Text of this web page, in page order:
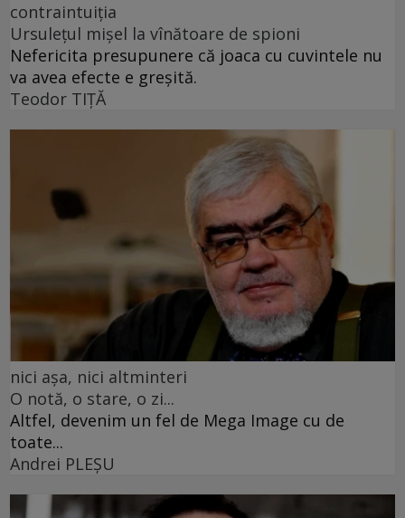
contraintuiția
Ursulețul mișel la vînătoare de spioni
Nefericita presupunere că joaca cu cuvintele nu
va avea efecte e greșită.
Teodor TIŢĂ
nici așa, nici altminteri
O notă, o stare, o zi...
Altfel, devenim un fel de Mega Image cu de
toate...
Andrei PLEŞU